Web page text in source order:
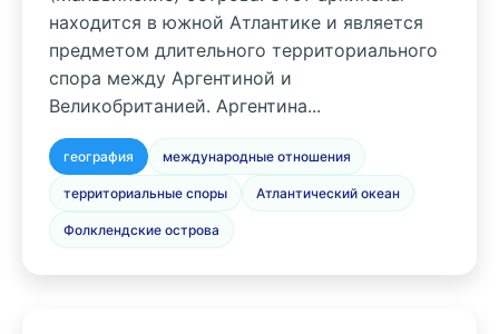
находится в южной Атлантике и является
предметом длительного территориального
спора между Аргентиной и
Великобританией. Аргентина...
география международные отношения
территориальные споры Атлантический океан
Фолклендские острова